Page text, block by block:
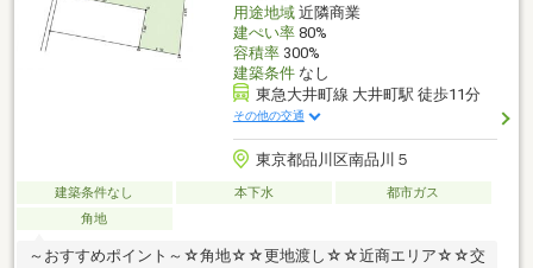
用途地域近隣商業
建ぺい率80%
容積率300%
建築条件なし
東急大井町線 大井町駅 徒歩11分
その他の交通
東京都品川区南品川５
建築条件なし 本下水
都市ガス
角地
～おすすめポイント～☆角地☆☆更地渡し☆☆近商エリア☆☆交